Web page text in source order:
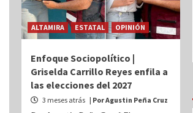
ALTAMIRA ESTATAL OPINIÓN
Enfoque Sociopolítico |
Griselda Carrillo Reyes enfila a
las elecciones del 2027
3 meses atrás | Por Agustin Peña Cruz